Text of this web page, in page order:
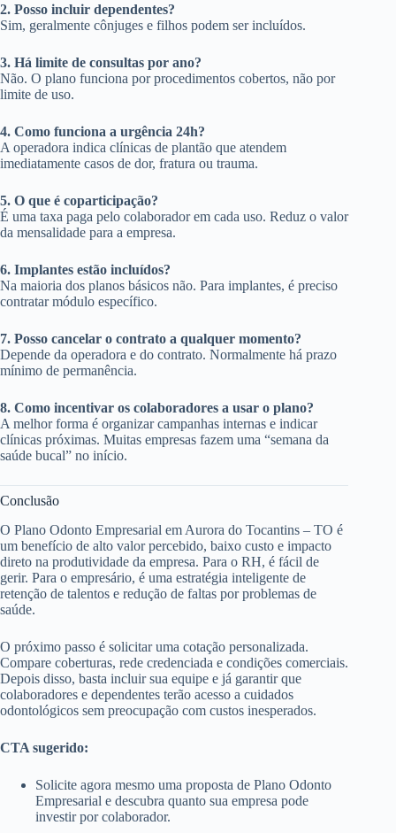
2. Posso incluir dependentes?
Sim, geralmente cônjuges e filhos podem ser incluídos.
3. Há limite de consultas por ano?
Não. O plano funciona por procedimentos cobertos, não por
limite de uso.
4. Como funciona a urgência 24h?
A operadora indica clínicas de plantão que atendem
imediatamente casos de dor, fratura ou trauma.
5. O que é coparticipação?
É uma taxa paga pelo colaborador em cada uso. Reduz o valor
da mensalidade para a empresa.
6. Implantes estão incluídos?
Na maioria dos planos básicos não. Para implantes, é preciso
contratar módulo específico.
7. Posso cancelar o contrato a qualquer momento?
Depende da operadora e do contrato. Normalmente há prazo
mínimo de permanência.
8. Como incentivar os colaboradores a usar o plano?
A melhor forma é organizar campanhas internas e indicar
clínicas próximas. Muitas empresas fazem uma “semana da
saúde bucal” no início.
Conclusão
O Plano Odonto Empresarial em Aurora do Tocantins – TO é
um benefício de alto valor percebido, baixo custo e impacto
direto na produtividade da empresa. Para o RH, é fácil de
gerir. Para o empresário, é uma estratégia inteligente de
retenção de talentos e redução de faltas por problemas de
saúde.
O próximo passo é solicitar uma cotação personalizada.
Compare coberturas, rede credenciada e condições comerciais.
Depois disso, basta incluir sua equipe e já garantir que
colaboradores e dependentes terão acesso a cuidados
odontológicos sem preocupação com custos inesperados.
CTA sugerido:
Solicite agora mesmo uma proposta de Plano Odonto
Empresarial e descubra quanto sua empresa pode
investir por colaborador.